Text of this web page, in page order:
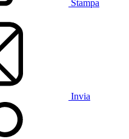
Stampa
Invia